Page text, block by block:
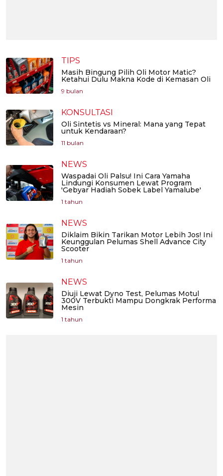
TIPS
Masih Bingung Pilih Oli Motor Matic?
Ketahui Dulu Makna Kode di Kemasan Oli
9 bulan
KONSULTASI
Oli Sintetis vs Mineral: Mana yang Tepat
untuk Kendaraan?
11 bulan
NEWS
Waspadai Oli Palsu! Ini Cara Yamaha
Lindungi Konsumen Lewat Program
'Gebyar Hadiah Sobek Label Yamalube'
1 tahun
NEWS
Diklaim Bikin Tarikan Motor Lebih Jos! Ini
Keunggulan Pelumas Shell Advance City
Scooter
1 tahun
NEWS
Diuji Lewat Dyno Test, Pelumas Motul
300V Terbukti Mampu Dongkrak Performa
Mesin
1 tahun